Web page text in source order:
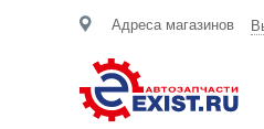
Адреса магазинов